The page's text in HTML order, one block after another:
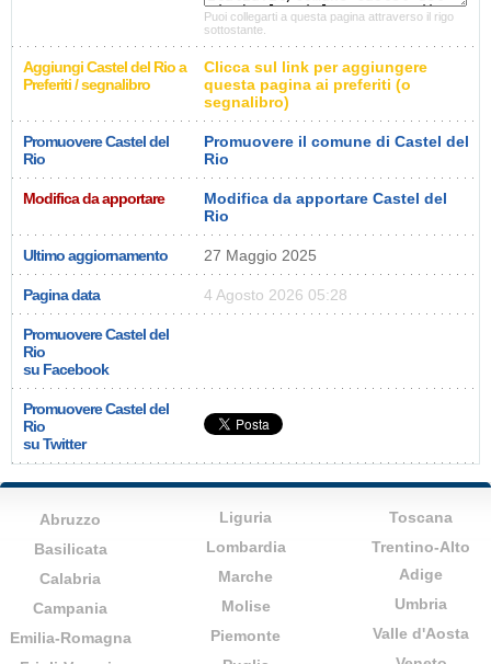
Puoi collegarti a questa pagina attraverso il rigo
sottostante.
Aggiungi Castel del Rio a
Preferiti / segnalibro
Clicca sul link per aggiungere
questa pagina ai preferiti (o
segnalibro)
Promuovere Castel del
Rio
Promuovere il comune di Castel del
Rio
Modifica da apportare
Modifica da apportare Castel del
Rio
Ultimo aggiornamento 27 Maggio 2025
Pagina data 4 Agosto 2026 05:28
Promuovere Castel del
Rio
su Facebook
Promuovere Castel del
Rio
su Twitter
Abruzzo
Basilicata
Calabria
Campania
Emilia-Romagna
Liguria
Lombardia
Marche
Molise
Piemonte
Toscana
Trentino-Alto
Adige
Umbria
Valle d'Aosta